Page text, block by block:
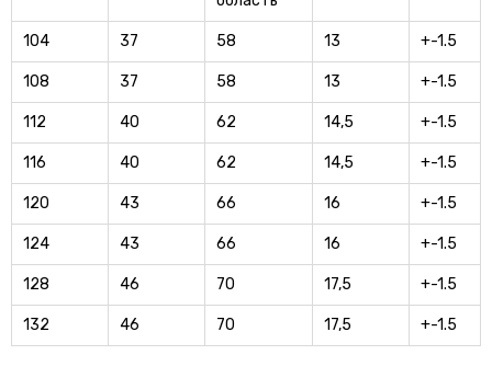
104 37 58 13 +-1.5
108 37 58 13 +-1.5
112 40 62 14,5 +-1.5
116 40 62 14,5 +-1.5
120 43 66 16 +-1.5
124 43 66 16 +-1.5
128 46 70 17,5 +-1.5
132 46 70 17,5 +-1.5